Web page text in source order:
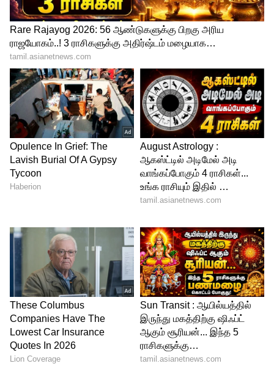
மதிப்பு தொடர்ந்து சரிந்து வருவதால் ரிசர்வ்
வங்கி தலையிட வேண்டும். மே மாத
இறுதிக்குள் டாலருக்கு எதிராக ரூபாய்
மதிப்பு ரூ.78 ஆகவும் ஜூன் மாத இறுதியில்
79 ரூபாயாக சரியலாம் என பொருளாதார
வல்லுநர்கள் தெரிவி்க்கிறார்கள்.
நடப்பு நிதியாண்டு தொடங்கியதிலிருந்து
டாலருக்கு எதிராக இந்திய ரூபாயின் மதிப்பு
2.16சதவீதம் சரிந்துள்ளது. கடந்த 2021-22ம்
ஆண்டில் ரூபாயின் மதிப்பு 4 சதவீத்துக்கும்
அதிகமாகச் சரிந்தது
டாலர் தேவை அதிகரிப்பு
அந்நிய நிறுவன முதலீட்டாளர்கள்
முதலீட்டை தங்கள் நாட்டுக்கு எடுத்துச்
செல்வது அதிகரித்து வருகிறது. நடப்பு
நிதியாண்டில் இதுவரை 580 கோடி டாலர்
நாட்டை விட்டு வெளியேறியுள்ளது.
ஆதலால், ரிசர்வ் வங்கி தலையிட்டு